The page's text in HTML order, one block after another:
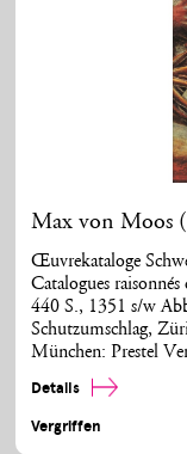
Max von Moos
Œuvrekataloge
Catalogues
440 S., 1351 s/w
Schutzumschlag,
München: Prestel
Details
Vergriffen